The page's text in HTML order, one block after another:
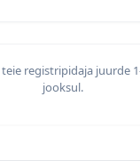
registripidaja juurde
jooksul.